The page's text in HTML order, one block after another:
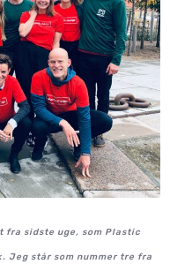
sidste uge, som Plastic
Jeg står som nummer tre fra